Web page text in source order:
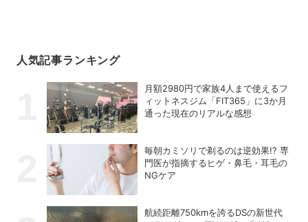
人気記事ランキング
月額2980円で家族4人まで使えるフ
ィットネスジム「FIT365」に3か月
通った現在のリアルな感想
毎朝カミソリで剃るのは逆効果!? 専
門医が指摘するヒゲ・鼻毛・耳毛の
NGケア
航続距離750kmを誇るDSの新世代